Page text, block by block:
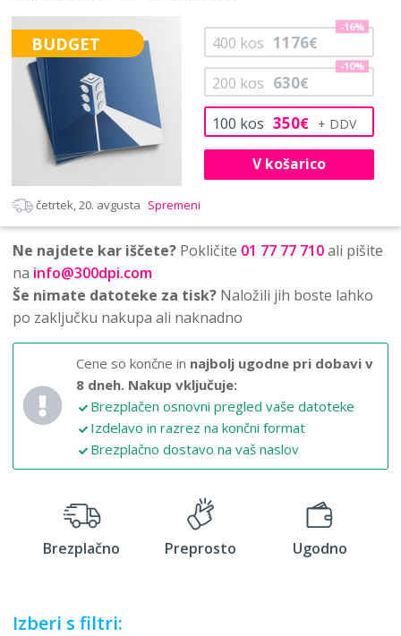
BUDGET
100 kos 350€
200 kos 630€
-10%
400 kos 1176€
-16%
V košarico
četrtek, 20. avgusta Spremeni
Ne najdete kar iščete? Pokličite 01 77 77 710ali pišite
na info@300dpi.com
Še nimate datoteke za tisk? Naložili jih boste lahko
po zaključku nakupa ali naknadno
Cene so končne in najbolj ugodne pri dobavi v
8 dneh. Nakup vključuje:
Brezplačen osnovni pregled vaše datoteke
Izdelavo in razrez na končni format
Brezplačno dostavo na vaš naslov
Brezplačno Preprosto Ugodno
Izberi s filtri: